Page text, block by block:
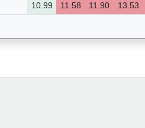
10.99 11.58 11.90 13.53